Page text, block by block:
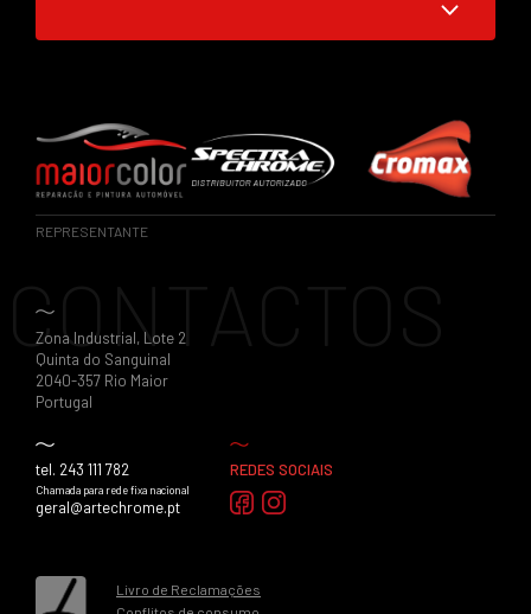
REPRESENTANTE
CONTACTOS
Zona Industrial, Lote 2
Quinta do Sanguinal
2040-357 Rio Maior
Portugal
tel. 243 111 782
Chamada para rede fixa nacional
geral@artechrome.pt
REDES SOCIAIS
Livro de Reclamações